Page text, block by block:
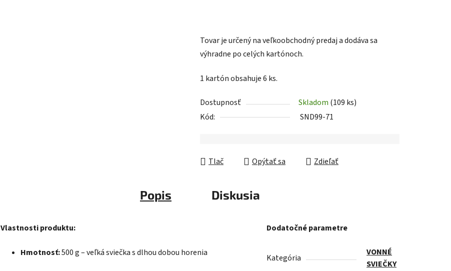
Tovar je určený na veľkoobchodný predaj a dodáva sa
výhradne po celých kartónoch.
1 kartón obsahuje 6 ks.
Dostupnosť Skladom (109 ks)
Kód:
SND99-71
Tlač Opýtať sa Zdieľať
Popis Diskusia
Vlastnosti produktu:
Hmotnosť:500 g – veľká sviečka s dlhou dobou horenia
Dodatočné parametre
Kategória
VONNÉ
SVIEČKY